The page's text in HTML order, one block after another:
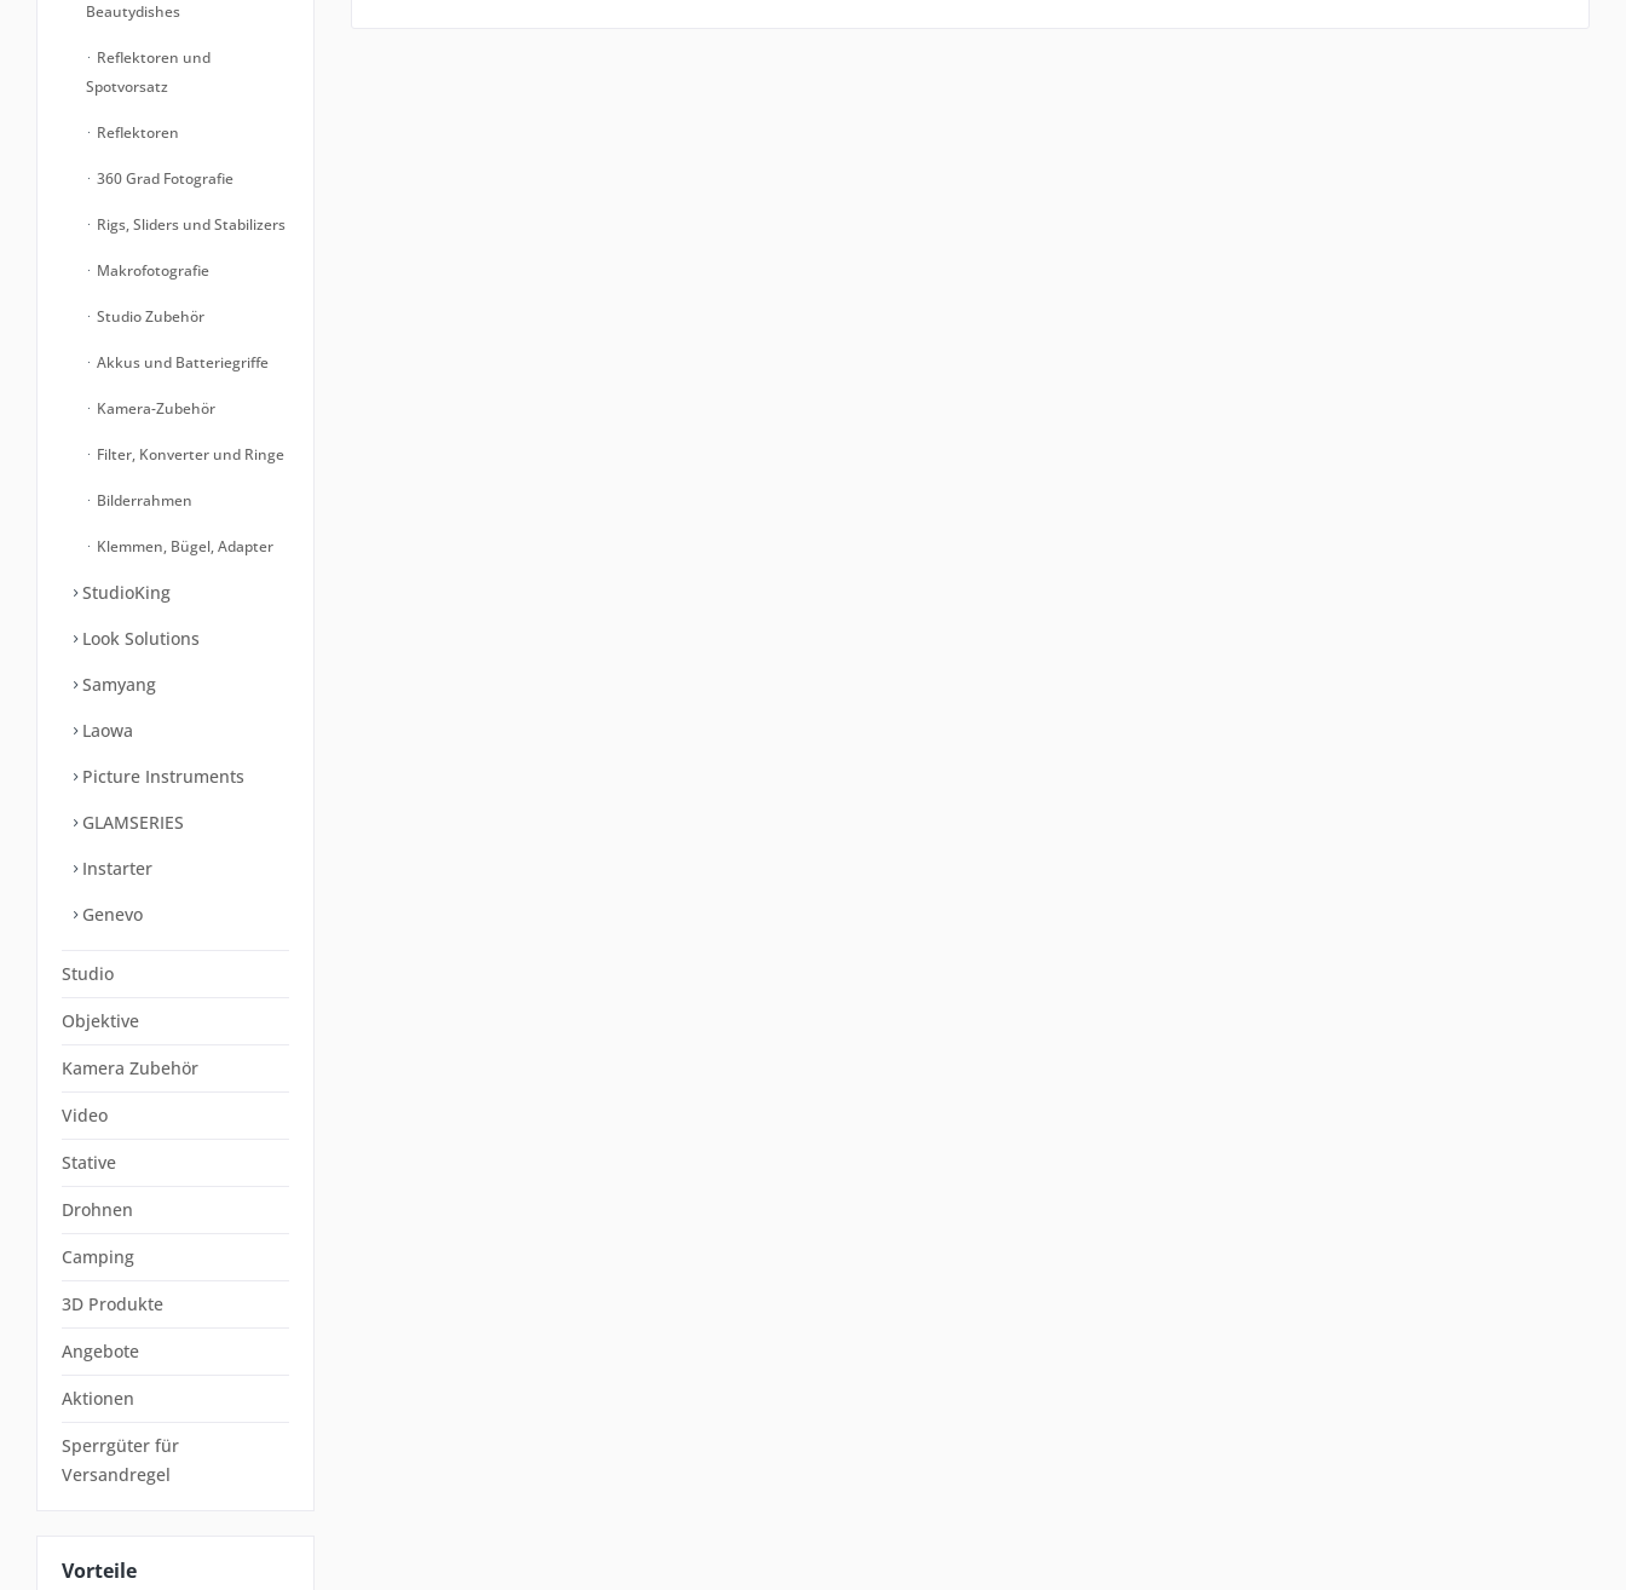
Beautydishes
Reflektoren und
Spotvorsatz
Reflektoren
360 Grad Fotografie
Rigs, Sliders und Stabilizers
Makrofotografie
Studio Zubehör
Akkus und Batteriegriffe
Kamera-Zubehör
Filter, Konverter und Ringe
Bilderrahmen
Klemmen, Bügel, Adapter
StudioKing
Look Solutions
Samyang
Laowa
Picture Instruments
GLAMSERIES
Instarter
Genevo
Studio
Objektive
Kamera Zubehör
Video
Stative
Drohnen
Camping
3D Produkte
Angebote
Aktionen
Sperrgüter für
Versandregel
Vorteile